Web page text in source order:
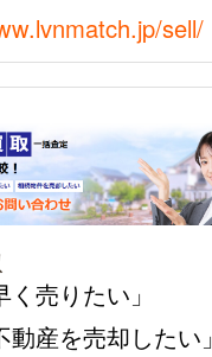
sell/
く売りたい」
動産を売却したい」